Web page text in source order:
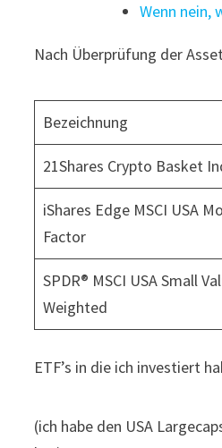
Wenn nein,
Nach Überprüfung der
Bezeichnung
21Shares Crypto Basket
iShares Edge MSCI USA
Factor
SPDR® MSCI USA Small
Weighted
ETF’s in die ich investiert
(ich habe den USA